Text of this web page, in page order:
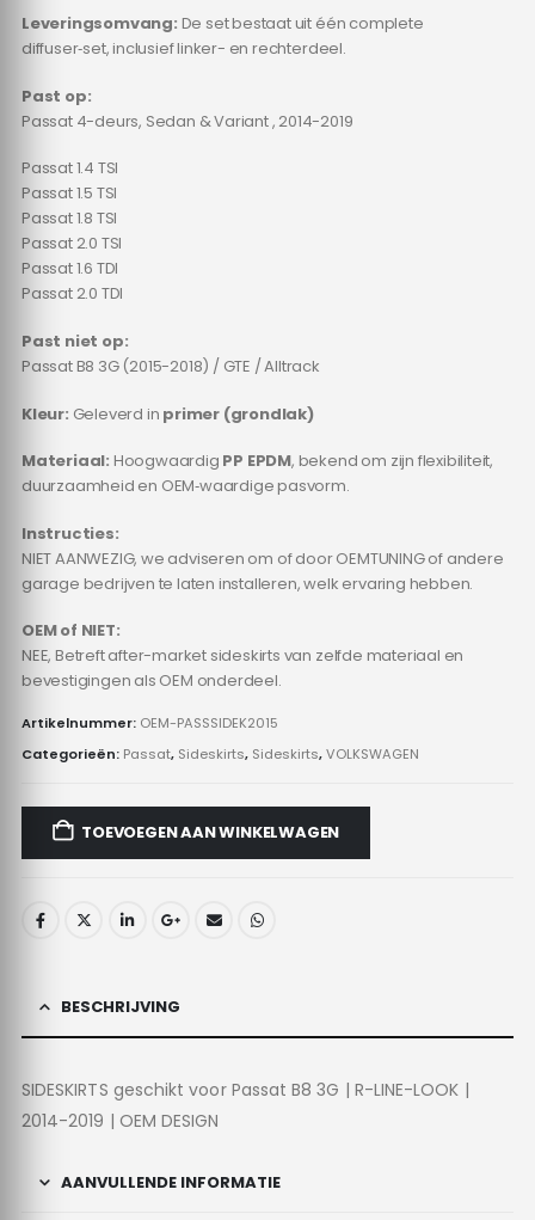
Leveringsomvang: De set bestaat uit één complete
diffuser‑set, inclusief linker- en rechterdeel.
Past op:
Passat 4-deurs, Sedan & Variant , 2014-2019
Passat 1.4 TSI
Passat 1.5 TSI
Passat 1.8 TSI
Passat 2.0 TSI
Passat 1.6 TDI
Passat 2.0 TDI
Past niet op:
Passat B8 3G (2015-2018) / GTE / Alltrack
Kleur: Geleverd in primer (grondlak)
Materiaal: Hoogwaardig PP EPDM, bekend om zijn flexibiliteit,
duurzaamheid en OEM‑waardige pasvorm.
Instructies:
NIET AANWEZIG, we adviseren om of door OEMTUNING of andere
garage bedrijven te laten installeren, welk ervaring hebben.
OEM of NIET:
NEE, Betreft after-market sideskirts van zelfde materiaal en
bevestigingen als OEM onderdeel.
Artikelnummer: OEM-PASSSIDEK2015
Categorieën: Passat, Sideskirts, Sideskirts,VOLKSWAGEN
TOEVOEGEN AAN WINKELWAGEN
BESCHRIJVING
SIDESKIRTS geschikt voor Passat B8 3G | R-LINE-LOOK |
2014-2019 | OEM DESIGN
AANVULLENDE INFORMATIE